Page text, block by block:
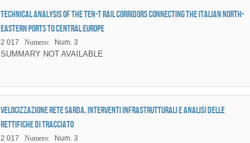
Technical analysis of the TEN-T rail corridors connecting the Italian north-
eastern ports to Central Europe
2 017 Numero: Num. 3
SUMMARY NOT AVAILABLE
Velocizzazione rete sarda, interventi infrastrutturali e analisi delle
rettifiche di tracciato
2 017 Numero: Num. 3